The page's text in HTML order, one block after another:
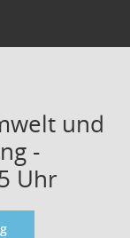
und
-
Uhr